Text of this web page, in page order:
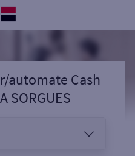
automate Cash
SORGUES